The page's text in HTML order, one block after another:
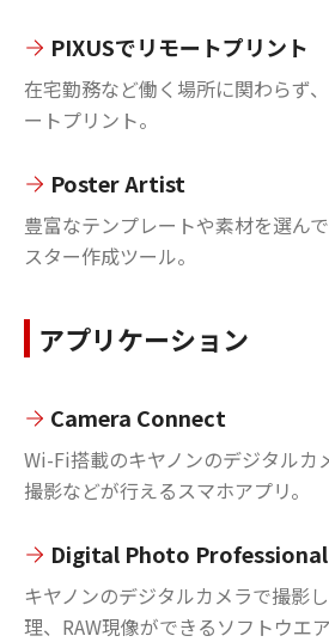
PIXUSでリモートプリント
在宅勤務など働く場所に関わらず
ートプリント。
Poster Artist
豊富なテンプレートや素材を選ん
スター作成ツール。
アプリケーション
Camera Connect
Wi-Fi搭載のキヤノンのデジタルカ
撮影などが行えるスマホアプリ。
Digital Photo Professional
キヤノンのデジタルカメラで撮影
理、RAW現像ができるソフトウエア